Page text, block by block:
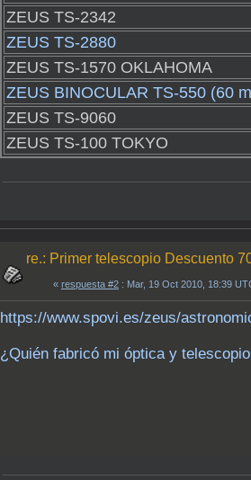
ZEUS TS-2342
ZEUS TS-2880
ZEUS TS-1570 OKLAHOMA
ZEUS BINOCULAR TS-550 (60
ZEUS TS-9060
ZEUS TS-100 TOKYO
re.: Primer telescopio Descuento
« respuesta #2 : Mar, 19 Oct 2010, 18:39
https://www.spovi.es/zeus/
¿Quién fabricó mi óptica y